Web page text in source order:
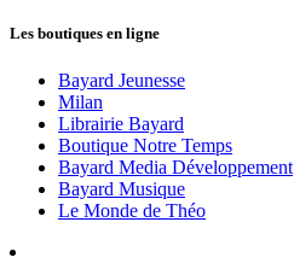
Les boutiques en ligne
Bayard Jeunesse
Milan
Librairie Bayard
Boutique Notre Temps
Bayard Media Développement
Bayard Musique
Le Monde de Théo